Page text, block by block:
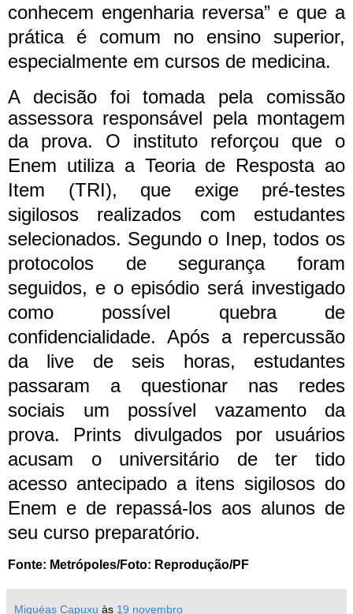
conhecem engenharia reversa” e que a
prática é comum no ensino superior,
especialmente em cursos de medicina.
A decisão foi tomada pela comissão
assessora responsável pela montagem
da prova. O instituto reforçou que o
Enem utiliza a Teoria de Resposta ao
Item (TRI), que exige pré-testes
sigilosos realizados com estudantes
selecionados. Segundo o Inep, todos os
protocolos de segurança foram
seguidos, e o episódio será investigado
como possível quebra de
confidencialidade.Após a repercussão
da live de seis horas, estudantes
passaram a questionar nas redes
sociais um possível vazamento da
prova. Prints divulgados por usuários
acusam o universitário de ter tido
acesso antecipado a itens sigilosos do
Enem e de repassá-los aos alunos de
seu curso preparatório.
Fonte: Metrópoles/Foto: Reprodução/PF
Miquéas Capuxu às 19 novembro